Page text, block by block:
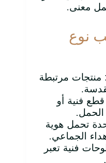
معنى.
نوع
منتجات مرتبطة
فنية أو
تحمل هوية
الجماعي.
فنية تعبر